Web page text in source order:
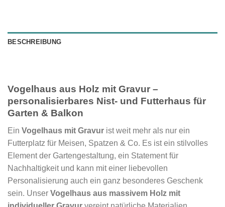
BESCHREIBUNG
Vogelhaus aus Holz mit Gravur –
personalisierbares Nist- und Futterhaus für
Garten & Balkon
Ein Vogelhaus mit Gravur ist weit mehr als nur ein
Futterplatz für Meisen, Spatzen & Co. Es ist ein stilvolles
Element der Gartengestaltung, ein Statement für
Nachhaltigkeit und kann mit einer liebevollen
Personalisierung auch ein ganz besonderes Geschenk
sein. Unser Vogelhaus aus massivem Holz mit